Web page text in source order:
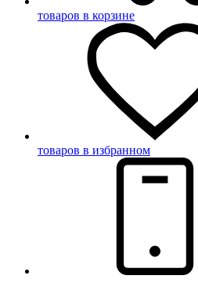
товаров в корзине
товаров в избранном